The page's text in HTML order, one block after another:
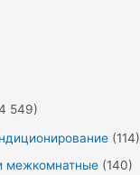
549)
(114)
межкомнатные (140)